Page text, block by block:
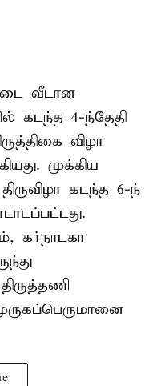
வீடான
கடந்த 4-ந்தேதி
விழா
முக்கிய
கடந்த 6-ந்
கர்நாடகா